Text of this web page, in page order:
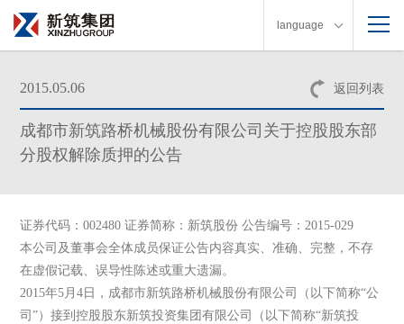
language
返回列表
2015.05.06
成都市新筑路桥机械股份有限公司关于控股股东部
分股权解除质押的公告
证券代码：002480 证券简称：新筑股份 公告编号：2015-029
本公司及董事会全体成员保证公告内容真实、准确、完整，不存
在虚假记载、误导性陈述或重大遗漏。
2015年5月4日，成都市新筑路桥机械股份有限公司（以下简称“公
司”）接到控股股东新筑投资集团有限公司（以下简称“新筑投